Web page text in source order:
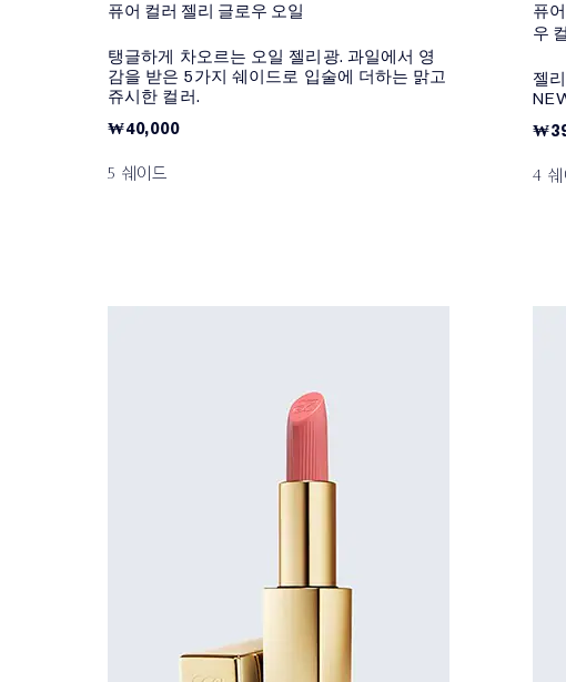
퓨어 컬러 젤리 글로우 오일
탱글하게 차오르는 오일 젤리광. 과일에서 영
감을 받은 5가지 쉐이드로 입술에 더하는 맑고
쥬시한 컬러.
₩40,000
5 쉐이드
퓨
우
젤
4 쉐